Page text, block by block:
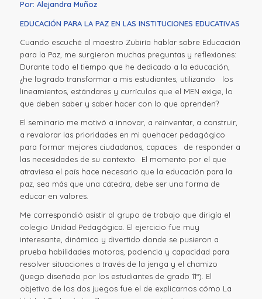
Por: Alejandra Muñoz
EDUCACIÓN PARA LA PAZ EN LAS INSTITUCIONES EDUCATIVAS
Cuando escuché al maestro Zubiría hablar sobre Educación
para la Paz, me surgieron muchas preguntas y reflexiones:
Durante todo el tiempo que he dedicado a la educación,
¿he logrado transformar a mis estudiantes, utilizando los
lineamientos, estándares y currículos que el MEN exige, lo
que deben saber y saber hacer con lo que aprenden?
El seminario me motivó a innovar, a reinventar, a construir,
a revalorar las prioridades en mi quehacer pedagógico
para formar mejores ciudadanos, capaces de responder a
las necesidades de su contexto. El momento por el que
atraviesa el país hace necesario que la educación para la
paz, sea más que una cátedra, debe ser una forma de
educar en valores.
Me correspondió asistir al grupo de trabajo que dirigía el
colegio Unidad Pedagógica. El ejercicio fue muy
interesante, dinámico y divertido donde se pusieron a
prueba habilidades motoras, paciencia y capacidad para
resolver situaciones a través de la jenga y el chamizo
(juego diseñado por los estudiantes de grado 11°). El
objetivo de los dos juegos fue el de explicarnos cómo La